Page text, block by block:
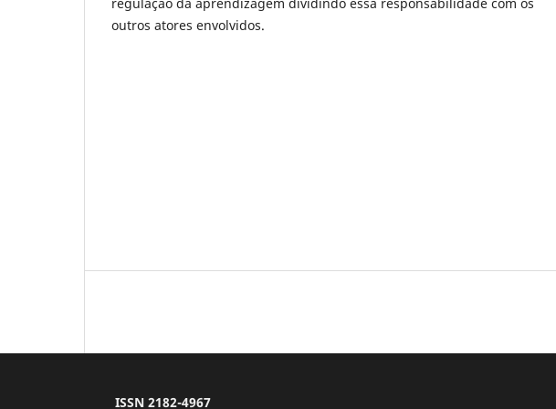
outros atores envolvidos.
ISSN 2182-4967